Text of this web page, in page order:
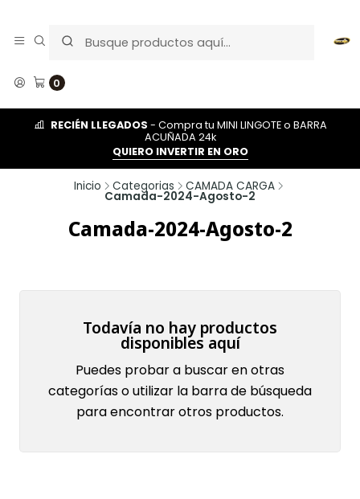
0
RECIÉN LLEGADOS - Compra tu MINI LINGOTE o BARRA
ACUÑADA 24k
QUIERO INVERTIR EN ORO
Inicio Categorias CAMADA CARGA
Camada-2024-Agosto-2
Camada-2024-Agosto-2
Todavía no hay productos
disponibles aquí
Puedes probar a buscar en otras
categorías o utilizar la barra de búsqueda
para encontrar otros productos.